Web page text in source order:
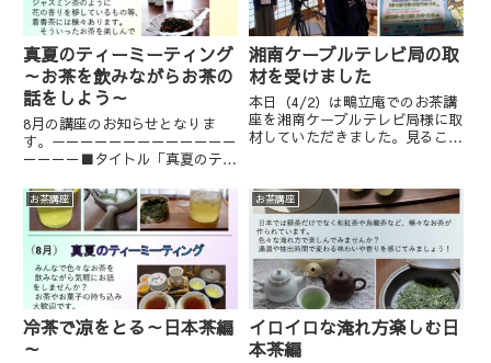
真夏のティーミーティング
～お茶を飲みながらお茶の
話をしよう～
8月の講座のお知らせとなりま
す。ー－－－－－－－－－－－－
－－－－■タイトル「真夏のティ
らお茶の話をしよう～」■日時：
2022年8月6日（土）10時～12時
※基本的に毎月第一土曜日■参加
費：2000円（お茶、菓...
湘南ケーブルテレビ局の取
材を受けました
本日（4/2）は鴫立庵でのお茶講
座を湘南ケーブルテレビ局様に取
材していただきました。見ること
－－－－－－－－－【ワイド情報
湘南館放映日】■湘南チャンネル
（CATV002ch）の方初...
お茶講座
冷茶で凉をとる～日本茶編
～
お茶講座
イロイロな淹れ方楽しむ日
本茶編